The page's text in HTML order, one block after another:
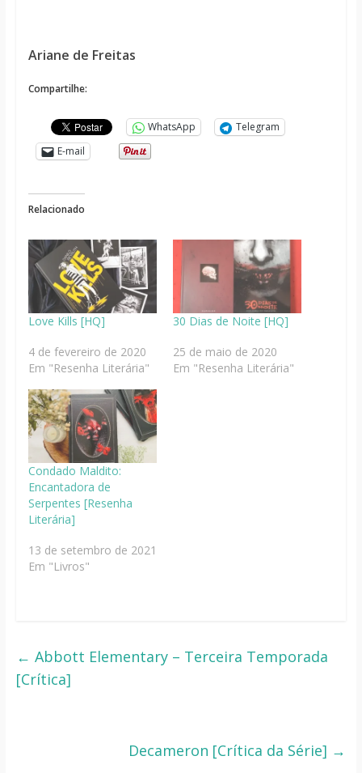
Ariane de Freitas
Compartilhe:
WhatsApp
Telegram
E-mail
Relacionado
Love Kills [HQ]
4 de fevereiro de 2020
Em "Resenha Literária"
30 Dias de Noite [HQ]
25 de maio de 2020
Em "Resenha Literária"
Condado Maldito:
Encantadora de
Serpentes [Resenha
Literária]
13 de setembro de 2021
Em "Livros"
← Abbott Elementary – Terceira Temporada
[Crítica]
Decameron [Crítica da Série] →